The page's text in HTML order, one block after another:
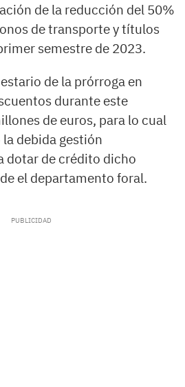
de la reducción del 50%
de transporte y títulos
semestre de 2023.
de la prórroga en
durante este
de euros, para lo cual
debida gestión
dotar de crédito dicho
el departamento foral.